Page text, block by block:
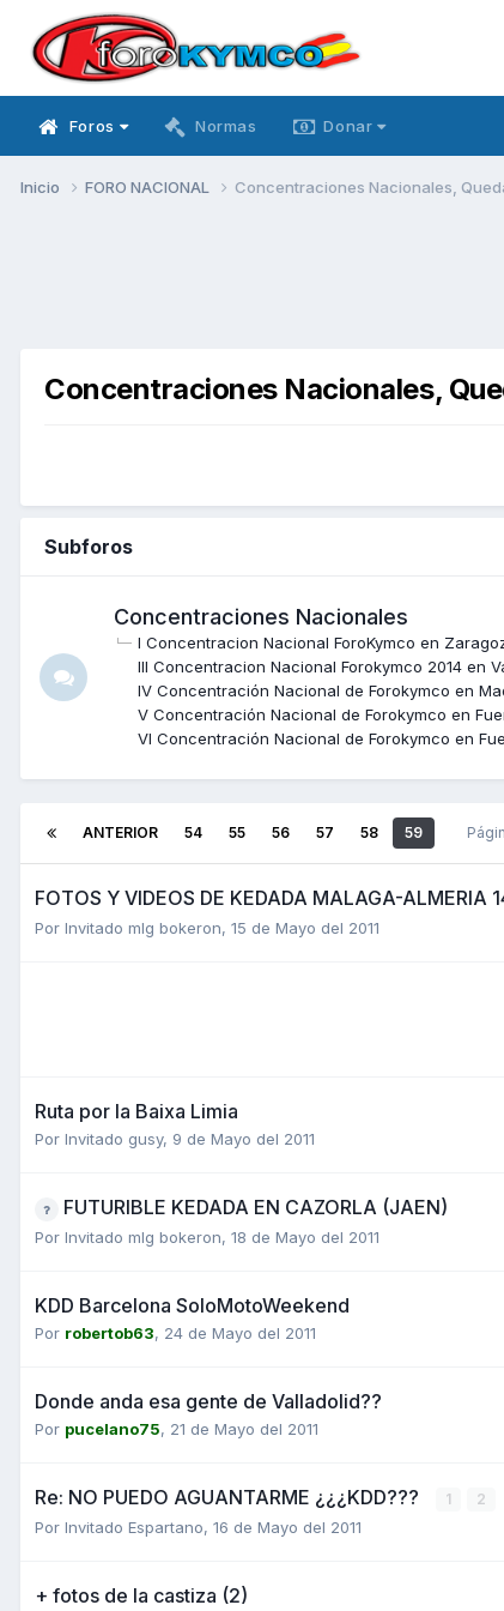
Foros Normas Donar
Inicio FORO NACIONAL Concentraciones Nacionales,
Concentraciones Nacionales,
Subforos
Concentraciones Nacionales
I Concentracion Nacional ForoKymco en
III Concentracion Nacional Forokymco 2014 en
IV Concentración Nacional de Forokymco en
V Concentración Nacional de Forokymco en
VI Concentración Nacional de Forokymco en
ANTERIOR 54 55 56 57 58 59
FOTOS Y VIDEOS DE KEDADA MALAGA-ALMERIA
Por Invitado mlg bokeron, 15 de Mayo del 2011
Ruta por la Baixa Limia
Por Invitado gusy, 9 de Mayo del 2011
FUTURIBLE KEDADA EN CAZORLA (JAEN)
Por Invitado mlg bokeron, 18 de Mayo del 2011
KDD Barcelona SoloMotoWeekend
Por robertob63, 24 de Mayo del 2011
Donde anda esa gente de Valladolid??
Por pucelano75, 21 de Mayo del 2011
Re: NO PUEDO AGUANTARME ¿¿¿KDD??? 1 2
Por Invitado Espartano, 16 de Mayo del 2011
+ fotos de la castiza (2)